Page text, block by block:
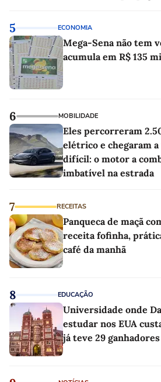
5 ECONOMIA
Mega-Sena não tem
acumula em R$ 135
6 MOBILIDADE
Eles percorreram
elétrico e chegaram a
difícil: o motor a
imbatível na estrada
7 RECEITAS
Panqueca de maçã
receita fofinha,
café da manhã
8 EDUCAÇÃO
Universidade onde
estudar nos EUA
já teve 29